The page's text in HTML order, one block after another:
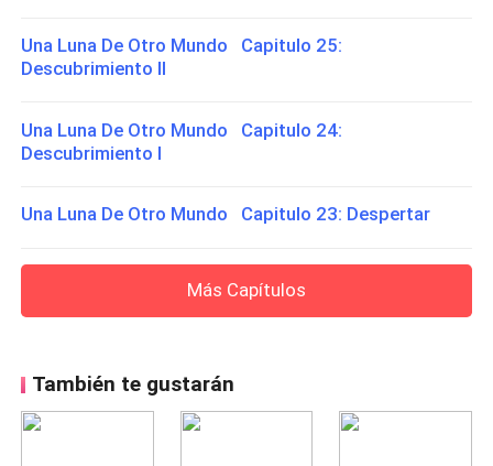
Una Luna De Otro Mundo Capitulo 25:
Descubrimiento II
Una Luna De Otro Mundo Capitulo 24:
Descubrimiento I
Una Luna De Otro Mundo Capitulo 23: Despertar
Más Capítulos
También te gustarán